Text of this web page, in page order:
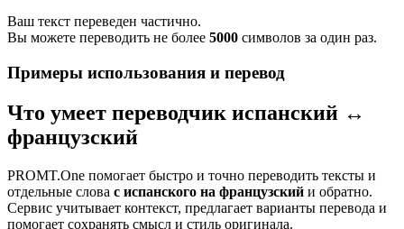
Ваш текст переведен частично.
Вы можете переводить не более 5000 символов за один раз.
Примеры использования и перевод
Что умеет переводчик испанский ↔
французский
PROMT.One помогает быстро и точно переводить тексты и
отдельные слова с испанского на французский и обратно.
Сервис учитывает контекст, предлагает варианты перевода и
помогает сохранять смысл и стиль оригинала.